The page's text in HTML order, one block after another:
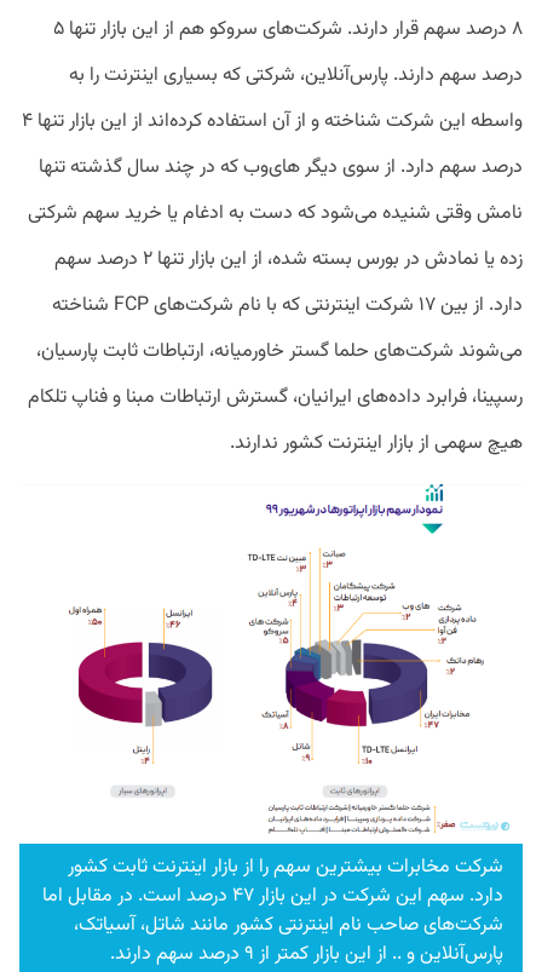
۸ درصد سهم قرار دارند. شرکت‌های سروکو هم از این بازار تنها ۵
درصد سهم دارند. پارس‌آنلاین، شرکتی که بسیاری اینترنت را به
واسطه این شرکت شناخته و از آن استفاده کرده‌اند از این بازار تنها ۴
درصد سهم دارد. از سوی دیگر های‌وب که در چند سال گذشته تنها
نامش وقتی شنیده می‌شود که دست به ادغام یا خرید سهم شرکتی
زده یا نمادش در بورس بسته شده، از این بازار تنها ۲ درصد سهم
دارد. از بین ۱۷ شرکت اینترنتی که با نام شرکت‌های FCP شناخته
می‌شوند شرکت‌های حلما گستر خاورمیانه، ارتباطات ثابت پارسیان،
رسپینا، ‌فرابرد داده‌های ایرانیان، گسترش ارتباطات مبنا و فناپ تلکام
هیچ سهمی از بازار اینترنت کشور ندارند.
شرکت مخابرات بیشترین سهم را از بازار اینترنت ثابت کشور
دارد. سهم این شرکت در این بازار ۴۷ درصد است. در مقابل اما
شرکت‌های صاحب نام اینترنتی کشور مانند شاتل، آسیاتک،
پارس‌آنلاین و .. از این بازار کمتر از ۹ درصد سهم دارند.